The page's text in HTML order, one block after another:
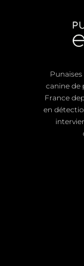
canine de
France
en